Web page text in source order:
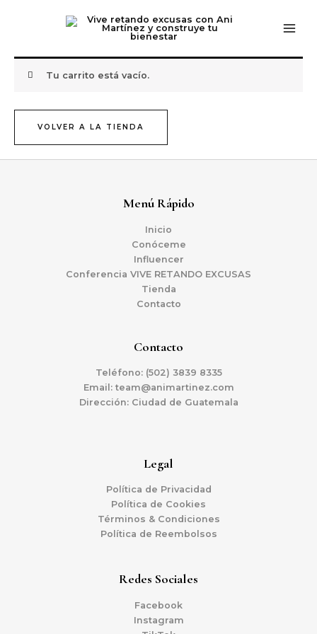
Tu carrito está vacío.
VOLVER A LA TIENDA
Menú Rápido
Inicio
Conóceme
Influencer
Conferencia VIVE RETANDO EXCUSAS
Tienda
Contacto
Contacto
Teléfono: (502) 3839 8335
Email: team@animartinez.com
Dirección: Ciudad de Guatemala
Legal
Política de Privacidad
Política de Cookies
Términos & Condiciones
Política de Reembolsos
Redes Sociales
Facebook
Instagram